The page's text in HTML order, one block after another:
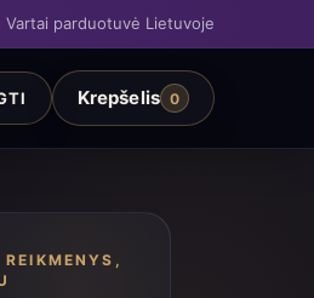
Vartai parduotuvė Lietuvoje
Krepšelis 0
,